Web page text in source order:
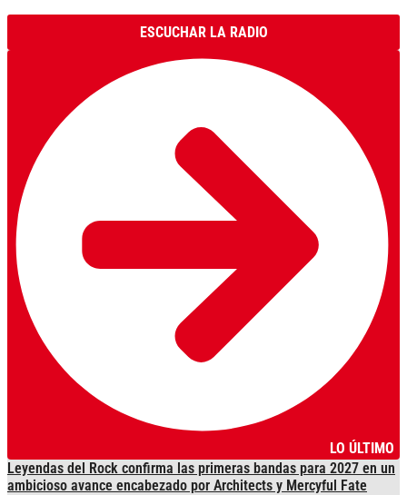
ESCUCHAR LA RADIO
LO ÚLTIMO
Leyendas del Rock confirma las primeras bandas para 2027 en un
ambicioso avance encabezado por Architects y Mercyful Fate